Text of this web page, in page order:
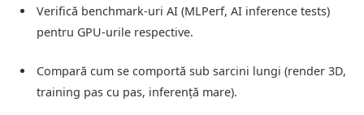
Verifică benchmark-uri AI (MLPerf, AI inference tests)
pentru GPU-urile respective.
Compară cum se comportă sub sarcini lungi (render 3D,
training pas cu pas, inferență mare).